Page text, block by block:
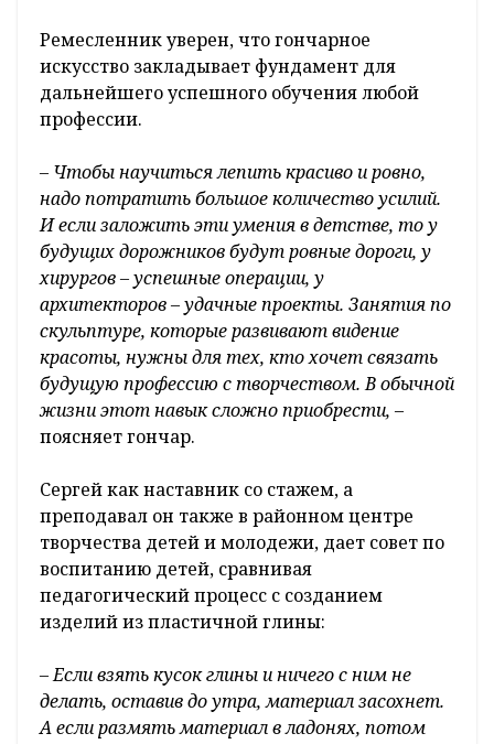
Ремесленник уверен, что гончарное
искусство закладывает фундамент для
дальнейшего успешного обучения любой
профессии.
– Чтобы научиться лепить красиво и ровно,
надо потратить большое количество усилий.
И если заложить эти умения в детстве, то у
будущих дорожников будут ровные дороги, у
хирургов – успешные операции, у
архитекторов – удачные проекты. Занятия по
скульптуре, которые развивают видение
красоты, нужны для тех, кто хочет связать
будущую профессию с творчеством. В обычной
жизни этот навык сложно приобрести, –
поясняет гончар.
Сергей как наставник со стажем, а
преподавал он также в районном центре
творчества детей и молодежи, дает совет по
воспитанию детей, сравнивая
педагогический процесс с созданием
изделий из пластичной глины:
– Если взять кусок глины и ничего с ним не
делать, оставив до утра, материал засохнет.
А если размять материал в ладонях, потом